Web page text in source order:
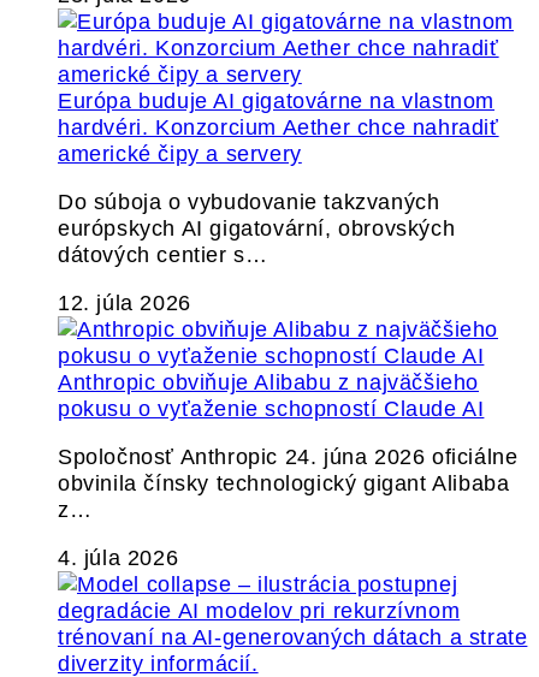
Európa buduje AI gigatovárne na vlastnom
hardvéri. Konzorcium Aether chce nahradiť
americké čipy a servery
Do súboja o vybudovanie takzvaných
európskych AI gigatovární, obrovských
dátových centier s…
12. júla 2026
Anthropic obviňuje Alibabu z najväčšieho
pokusu o vyťaženie schopností Claude AI
Spoločnosť Anthropic 24. júna 2026 oficiálne
obvinila čínsky technologický gigant Alibaba
z…
4. júla 2026